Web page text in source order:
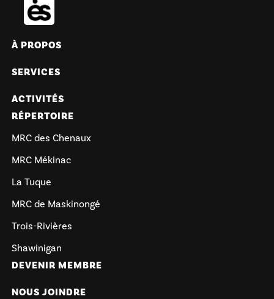
À PROPOS
SERVICES
ACTIVITÉS
RÉPERTOIRE
MRC des Chenaux
MRC Mékinac
La Tuque
MRC de Maskinongé
Trois-Rivières
Shawinigan
DEVENIR MEMBRE
NOUS JOINDRE